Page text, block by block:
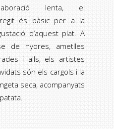
lenta, el
és bàsic per a la
d’aquest plat. A
de nyores, ametlles
i alls, els artistes
són els cargols i la
seca, acompanyats